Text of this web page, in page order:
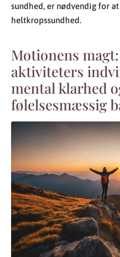
sundhed, er nødvendig for
heltkropssundhed.
Motionens
aktiviteters
mental klarhed
følelsesmæssig